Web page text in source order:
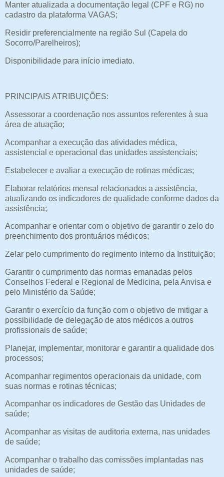
Manter atualizada a documentação legal (CPF e RG) no
cadastro da plataforma VAGAS;
Residir preferencialmente na região Sul (Capela do
Socorro/Parelheiros);
Disponibilidade para início imediato.
PRINCIPAIS ATRIBUIÇÕES:
Assessorar a coordenação nos assuntos referentes à sua
área de atuação;
Acompanhar a execução das atividades médica,
assistencial e operacional das unidades assistenciais;
Estabelecer e avaliar a execução de rotinas médicas;
Elaborar relatórios mensal relacionados a assistência,
atualizando os indicadores de qualidade conforme dados da
assistência;
Acompanhar e orientar com o objetivo de garantir o zelo do
preenchimento dos prontuários médicos;
Zelar pelo cumprimento do regimento interno da Instituição;
Garantir o cumprimento das normas emanadas pelos
Conselhos Federal e Regional de Medicina, pela Anvisa e
pelo Ministério da Saúde;
Garantir o exercício da função com o objetivo de mitigar a
possibilidade de delegação de atos médicos a outros
profissionais de saúde;
Planejar, implementar, monitorar e garantir a qualidade dos
processos;
Acompanhar regimentos operacionais da unidade, com
suas normas e rotinas técnicas;
Acompanhar os indicadores de Gestão das Unidades de
saúde;
Acompanhar as visitas de auditoria externa, nas unidades
de saúde;
Acompanhar o trabalho das comissões implantadas nas
unidades de saúde;